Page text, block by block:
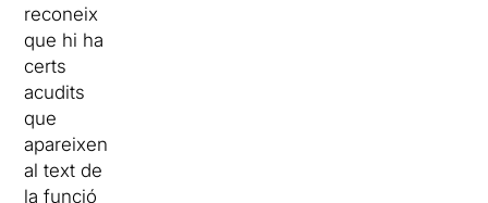
reconeix
que hi ha
certs
acudits
que
apareixen
al text de
la funció